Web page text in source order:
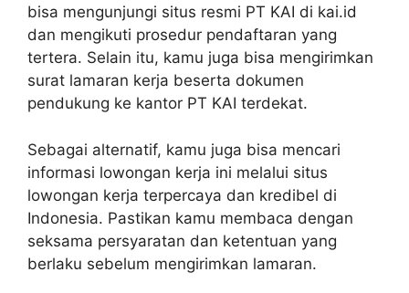
bisa mengunjungi situs resmi PT KAI di kai.id
dan mengikuti prosedur pendaftaran yang
tertera. Selain itu, kamu juga bisa mengirimkan
surat lamaran kerja beserta dokumen
pendukung ke kantor PT KAI terdekat.
Sebagai alternatif, kamu juga bisa mencari
informasi lowongan kerja ini melalui situs
lowongan kerja terpercaya dan kredibel di
Indonesia. Pastikan kamu membaca dengan
seksama persyaratan dan ketentuan yang
berlaku sebelum mengirimkan lamaran.